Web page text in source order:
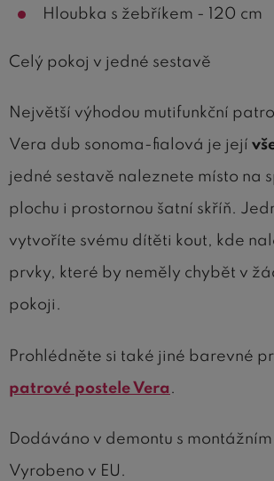
Hloubka s žebříkem - 120 cm
Celý pokoj v jedné sestavě
Největší výhodou mutifunkční
Vera dub sonoma-fialová je její
jedné sestavě naleznete místo na
plochu i prostornou šatní skříň.
vytvoříte svému dítěti kout, kde
prvky, které by neměly chybět v
pokoji.
Prohlédněte si také jiné barevné
patrové postele Vera .
Dodáváno v demontu s
Vyrobeno v EU.